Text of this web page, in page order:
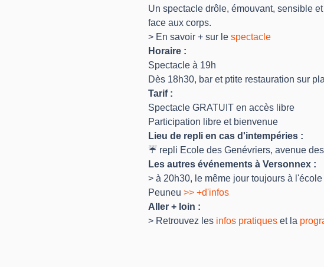
Un spectacle drôle, émouvant, sensible
face aux corps.
> En savoir + sur le spectacle
Horaire :
Spectacle à 19h
Dès 18h30, bar et ptite restauration sur
Tarif :
Spectacle GRATUIT en accès libre
Participation libre et bienvenue
Lieu de repli en cas d'intempéries :
☔ repli Ecole des Genévriers, avenue
Les autres événements à Versonnex :
> à 20h30, le même jour toujours à
Peuneu >> +d'infos
Aller + loin :
> Retrouvez les infos pratiques et la